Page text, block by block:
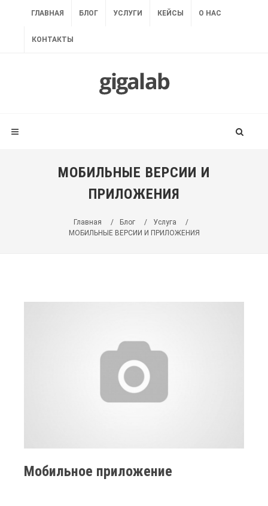
ГЛАВНАЯ БЛОГ УСЛУГИ КЕЙСЫ О НАС
КОНТАКТЫ
МОБИЛЬНЫЕ ВЕРСИИ И
ПРИЛОЖЕНИЯ
Главная / Блог / Услуга
/
МОБИЛЬНЫЕ ВЕРСИИ И ПРИЛОЖЕНИЯ
Мобильное приложение